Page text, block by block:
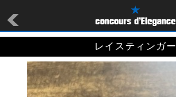
レイスティンガー